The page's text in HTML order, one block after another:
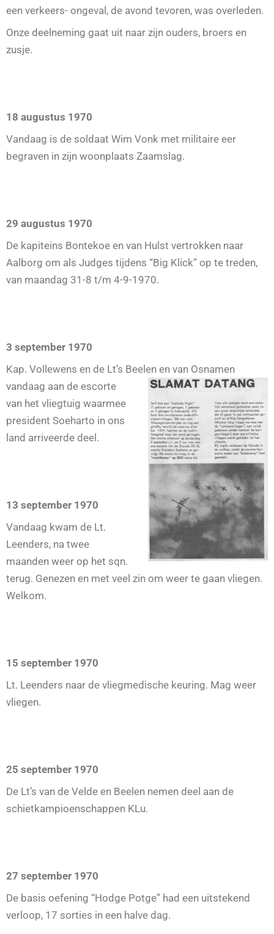
een verkeers- ongeval, de avond tevoren, was overleden.
Onze deelneming gaat uit naar zijn ouders, broers en
zusje.
18 augustus 1970
Vandaag is de soldaat Wim Vonk met militaire eer
begraven in zijn woonplaats Zaamslag.
29 augustus 1970
De kapiteins Bontekoe en van Hulst vertrokken naar
Aalborg om als Judges tijdens “Big Klick” op te treden,
van maandag 31-8 t/m 4-9-1970.
3 september 1970
Kap. Vollewens en de Lt’s Beelen en van Osnamen
vandaag aan de escorte
van het vliegtuig waarmee
president Soeharto in ons
land arriveerde deel.
13 september 1970
Vandaag kwam de Lt.
Leenders, na twee
maanden weer op het sqn.
terug. Genezen en met veel zin om weer te gaan vliegen.
Welkom.
15 september 1970
Lt. Leenders naar de vliegmedische keuring. Mag weer
vliegen.
25 september 1970
De Lt’s van de Velde en Beelen nemen deel aan de
schietkampioenschappen KLu.
27 september 1970
De basis oefening “Hodge Potge” had een uitstekend
verloop, 17 sorties in een halve dag.